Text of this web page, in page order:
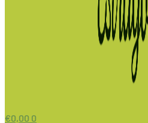
€0,00 0